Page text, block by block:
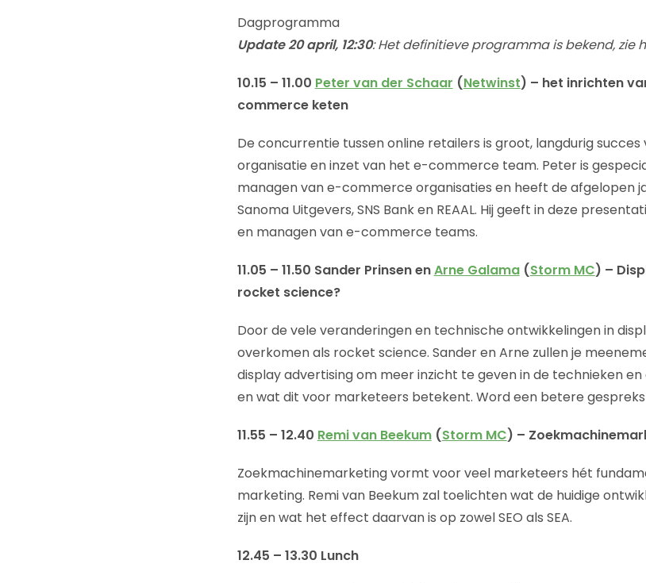
Dagprogramma
Update 20 april, 12:30: Het definitieve programma is bekend, zie
10.15 – 11.00 Peter van der Schaar (Netwinst) – het inrichten
commerce keten
De concurrentie tussen online retailers is groot, langdurig succes
organisatie en inzet van het e-commerce team. Peter is
managen van e-commerce organisaties en heeft de afgelopen
Sanoma Uitgevers, SNS Bank en REAAL. Hij geeft in deze
en managen van e-commerce teams.
11.05 – 11.50 Sander Prinsen enArne Galama(Storm MC) –
rocket science?
Door de vele veranderingen en technische ontwikkelingen in
overkomen als rocket science. Sander en Arne zullen je
display advertising om meer inzicht te geven in de technieken
en wat dit voor marketeers betekent. Word een betere
11.55 – 12.40 Remi van Beekum(Storm MC) –
Zoekmachinemarketing vormt voor veel marketeers hét
marketing. Remi van Beekum zal toelichten wat de huidige
zijn en wat het effect daarvan is op zowel SEO als SEA.
12.45 – 13.30 Lunch